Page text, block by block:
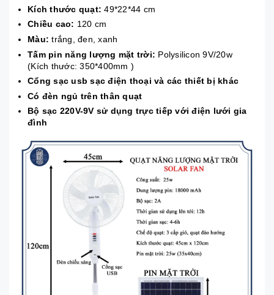
Kích thước quạt:49*22*44 cm
Chiều cao: 120 cm
Màu: trắng, đen, xanh
Tấm pin năng lượng mặt trời: Polysilicon 9V/20w
(Kích thước: 350*400mm )
Cổng sạc usb sạc điện thoại và các thiết bị khác
Có đèn ngủ trên thân quạt
Bộ sạc 220V-9V sử dụng trực tiếp với điện lưới gia
đình